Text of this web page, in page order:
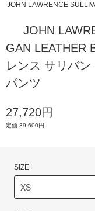
JOHN LAWRENCE
JOHN
GAN LEATHER
レンス サリバ
パンツ
27,720円
定価 39,600円
SIZE